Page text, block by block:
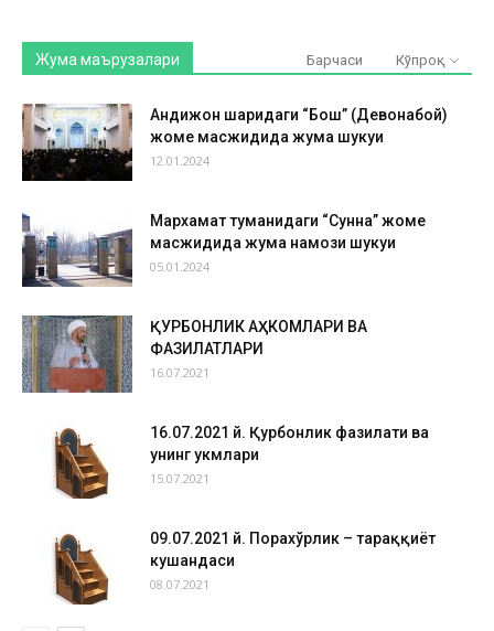
Жума маърузалари Барчаси Кўпроқ
Андижон шаҳридаги “Бош” (Девонабой)
жоме масжидида жума шукуҳи
12.01.2024
Мархамат туманидаги “Сунна” жоме
масжидида жума намози шукуҳи
05.01.2024
ҚУРБОНЛИК АҲКОМЛАРИ ВА
ФАЗИЛАТЛАРИ
16.07.2021
16.07.2021 й. Қурбонлик фазилати ва
унинг ҳукмлари
15.07.2021
09.07.2021 й. Порахўрлик – тараққиёт
кушандаси
08.07.2021